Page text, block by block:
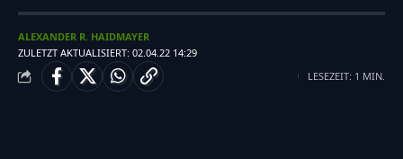
ZULETZT AKTUALISIERT: 02.04.22 14:29
ALEXANDER R. HAIDMAYER
LESEZEIT: 1 MIN.